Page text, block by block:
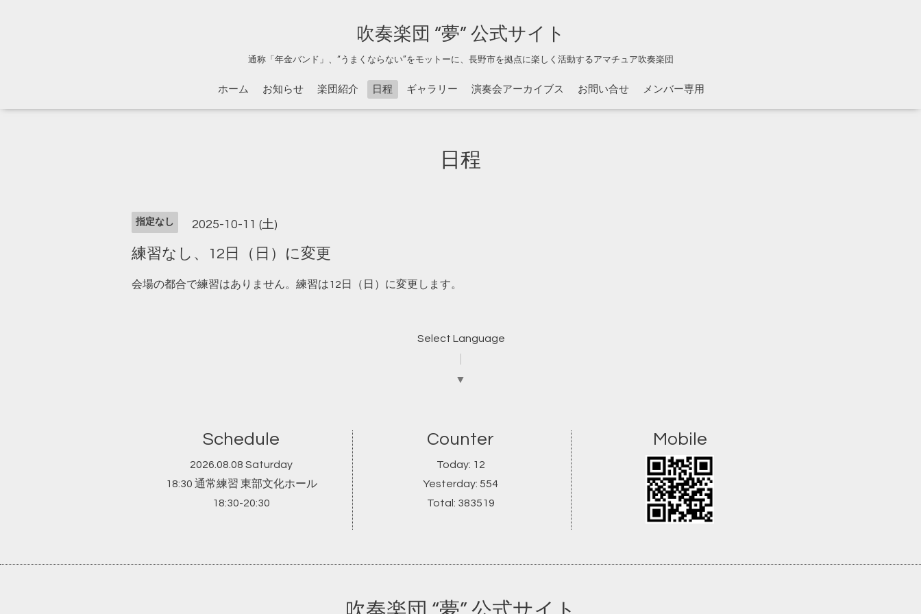
吹奏楽団 “夢” 公式サイト
通称「年金バンド」、“うまくならない”をモットーに、長野市を拠点に楽しく活動するアマチュア吹奏楽団
ホーム お知らせ 楽団紹介 日程 ギャラリー 演奏会アーカイブス お問い合せ メンバー専用
日程
指定なし 2025-10-11 (土)
練習なし、12日（日）に変更
会場の都合で練習はありません。練習は12日（日）に変更します。
Select Language
▼
Schedule
2026.08.08 Saturday
18:30 通常練習 東部文化ホール
18:30-20:30
Counter
Today: 12
Yesterday:554
Total: 383519
Mobile